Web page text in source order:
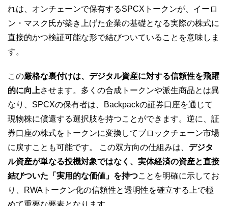
れは、オンチェーンで保有するSPCXトークンが、イーロ
ン・マスク氏が築き上げた企業の基礎となる実際の株式に
直接的かつ検証可能な形で結びついていることを意味しま
す。
この厳格な裏付けは、デジタル資産に対する信頼性を飛躍
的に向上させます。多くの合成トークンや派生商品とは異
なり、SPCXの保有者は、Backpackの証券口座を通じて
現物株に償還する選択肢を持つことができます。逆に、証
券口座の株式をトークンに変換してブロックチェーン市場
に戻すことも可能です。 この双方向の仕組みは、 デジタ
ル資産が単なる投機対象ではなく、実体経済の資産と直接
結びついた「実用的な価値」を持つことを明確に示してお
り、RWAトークン化の信頼性と透明性を確立する上で極